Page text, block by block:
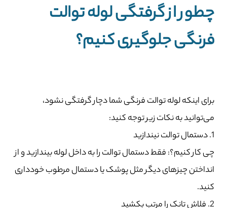
چطور از گرفتگی لوله توالت
فرنگی جلوگیری کنیم؟
برای اینکه لوله توالت فرنگی شما دچار گرفتگی نشود،
می‌توانید به نکات زیر توجه کنید:
1. دستمال توالت نیندازید
چی کار کنیم؟: فقط دستمال توالت را به داخل لوله بیندازید و از
انداختن چیزهای دیگر مثل پوشک یا دستمال مرطوب خودداری
کنید.
2. فلاش تانک را مرتب بکشید